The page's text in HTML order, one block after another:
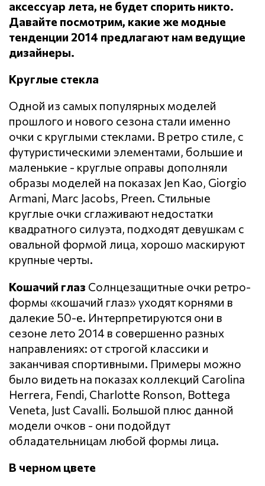
аксессуар лета, не будет спорить никто.
Давайте посмотрим, какие же модные
тенденции 2014 предлагают нам ведущие
дизайнеры.
Круглые стекла
Одной из самых популярных моделей
прошлого и нового сезона стали именно
очки с круглыми стеклами. В ретро стиле, с
футуристическими элементами, большие и
маленькие - круглые оправы дополняли
образы моделей на показах Jen Kao, Giorgio
Armani, Marc Jacobs, Preen. Стильные
круглые очки сглаживают недостатки
квадратного силуэта, подходят девушкам с
овальной формой лица, хорошо маскируют
крупные черты.
Кошачий глаз Солнцезащитные очки ретро-
формы «кошачий глаз» уходят корнями в
далекие 50-е. Интерпретируются они в
сезоне лето 2014 в совершенно разных
направлениях: от строгой классики и
заканчивая спортивными. Примеры можно
было видеть на показах коллекций Carolina
Herrera, Fendi, Charlotte Ronson, Bottega
Veneta, Just Cavalli. Большой плюс данной
модели очков - они подойдут
обладательницам любой формы лица.
В черном цвете